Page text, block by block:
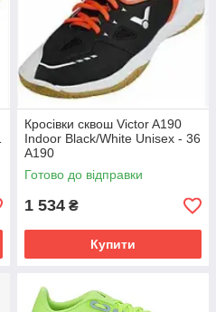
Кросівки сквош Victor A190
Indoor Black/White Unisex - 36
A190
Готово до відправки
1 534 ₴
Купити